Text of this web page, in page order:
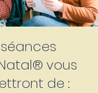
séances
® vous
de :